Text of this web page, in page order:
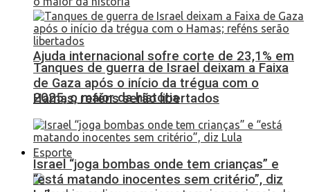
Ajuda internacional sofre corte de 23,1% em
2025, o maior da história
Esporte
Tanques de guerra de Israel deixam a Faixa
de Gaza após o início da trégua com o
Hamas; reféns serão libertados
Israel “joga bombas onde tem crianças” e
“está matando inocentes sem critério”, diz